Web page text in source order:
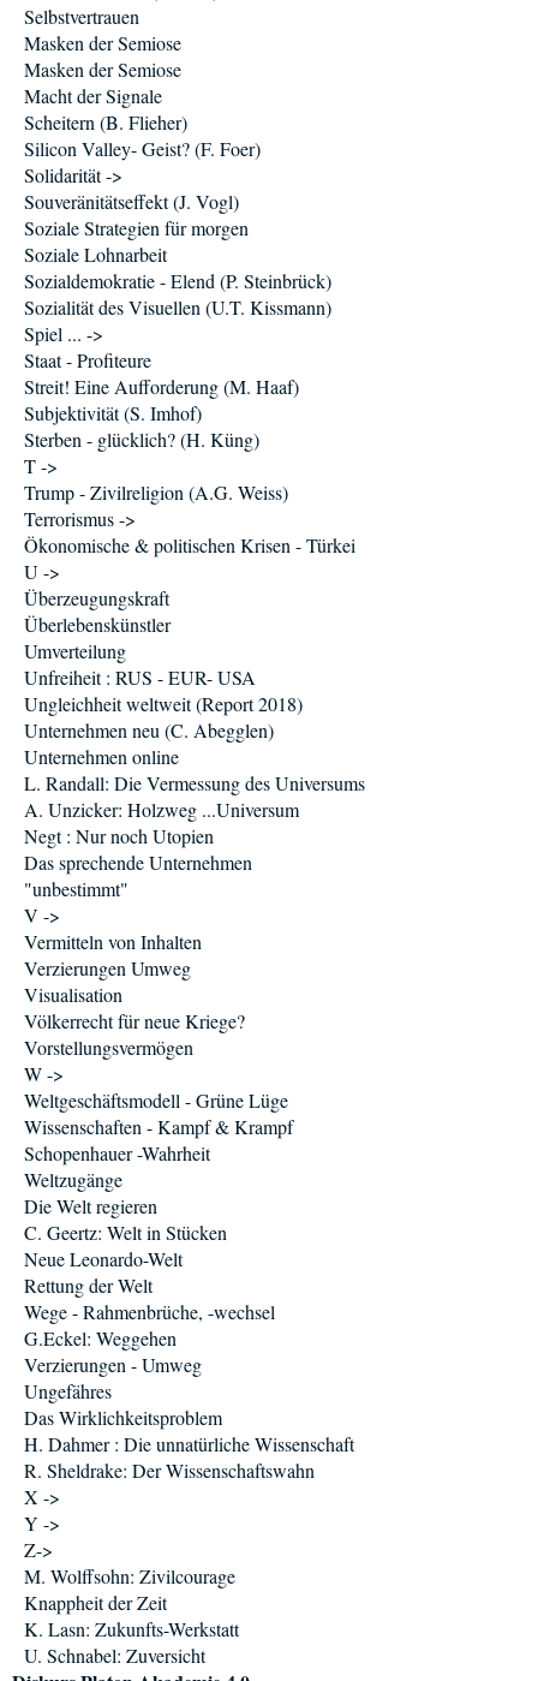
Selbstvertrauen
Masken der Semiose
Masken der Semiose
Macht der Signale
Scheitern (B. Flieher)
Silicon Valley- Geist? (F. Foer)
Solidarität ->
Souveränitätseffekt (J. Vogl)
Soziale Strategien für morgen
Soziale Lohnarbeit
Sozialdemokratie - Elend (P. Steinbrück)
Sozialität des Visuellen (U.T. Kissmann)
Spiel ... ->
Staat - Profiteure
Streit! Eine Aufforderung (M. Haaf)
Subjektivität (S. Imhof)
Sterben - glücklich? (H. Küng)
T ->
Trump - Zivilreligion (A.G. Weiss)
Terrorismus ->
Ökonomische & politischen Krisen - Türkei
U ->
Überzeugungskraft
Überlebenskünstler
Umverteilung
Unfreiheit : RUS - EUR- USA
Ungleichheit weltweit (Report 2018)
Unternehmen neu (C. Abegglen)
Unternehmen online
L. Randall: Die Vermessung des Universums
A. Unzicker: Holzweg ...Universum
Negt : Nur noch Utopien
Das sprechende Unternehmen
"unbestimmt"
V ->
Vermitteln von Inhalten
Verzierungen Umweg
Visualisation
Völkerrecht für neue Kriege?
Vorstellungsvermögen
W ->
Weltgeschäftsmodell - Grüne Lüge
Wissenschaften - Kampf & Krampf
Schopenhauer -Wahrheit
Weltzugänge
Die Welt regieren
C. Geertz: Welt in Stücken
Neue Leonardo-Welt
Rettung der Welt
Wege - Rahmenbrüche, -wechsel
G.Eckel: Weggehen
Verzierungen - Umweg
Ungefähres
Das Wirklichkeitsproblem
H. Dahmer : Die unnatürliche Wissenschaft
R. Sheldrake: Der Wissenschaftswahn
X ->
Y ->
Z->
M. Wolffsohn: Zivilcourage
Knappheit der Zeit
K. Lasn: Zukunfts-Werkstatt
U. Schnabel: Zuversicht